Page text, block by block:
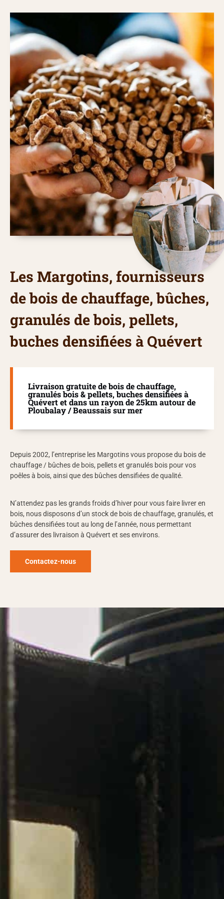
Les Margotins, fournisseurs
de bois de chauffage, bûches,
granulés de bois, pellets,
buches densifiées à Quévert
Livraison gratuite de bois de chauffage,
granulés bois & pellets, buches densifiées à
Quévert et dans un rayon de 25km autour de
Ploubalay / Beaussais sur mer
Depuis 2002, l’entreprise les Margotins vous propose du bois de
chauffage / bûches de bois, pellets et granulés bois pour vos
poêles à bois, ainsi que des bûches densifiées de qualité.
N’attendez pas les grands froids d’hiver pour vous faire livrer en
bois, nous disposons d’un stock de bois de chauffage, granulés, et
bûches densifiées tout au long de l’année, nous permettant
d’assurer des livraison à Quévert et ses environs.
Contactez-nous